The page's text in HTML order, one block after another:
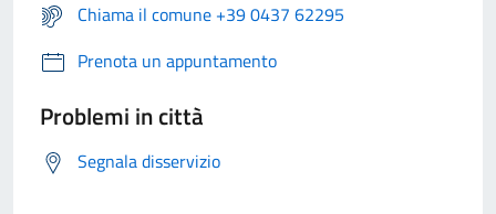
Chiama il comune +39 0437 62295
Prenota un appuntamento
Problemi in città
Segnala disservizio